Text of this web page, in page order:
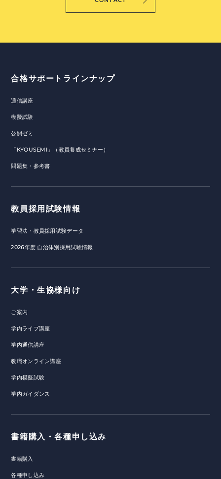
合格サポートラインナップ
通信講座
模擬試験
公開ゼミ
「KYOUSEMI」（教員養成セミナー）
問題集・参考書
教員採用試験情報
学習法・教員採用試験データ
2026年度 自治体別採用試験情報
大学・生協様向け
ご案内
学内ライブ講座
学内通信講座
教職オンライン講座
学内模擬試験
学内ガイダンス
書籍購入・各種申し込み
書籍購入
各種申し込み